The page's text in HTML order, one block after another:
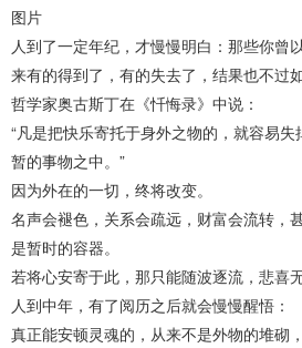
图片
人到了一定年纪，才慢慢明白：那些你曾
来有的得到了，有的失去了，结果也不过如
哲学家奥古斯丁在《忏悔录》中说：
“凡是把快乐寄托于身外之物的，就容易
暂的事物之中。”
因为外在的一切，终将改变。
名声会褪色，关系会疏远，财富会流转，
是暂时的容器。
若将心安寄于此，那只能随波逐流，悲喜无
人到中年，有了阅历之后就会慢慢醒悟：
真正能安顿灵魂的，从来不是外物的堆砌